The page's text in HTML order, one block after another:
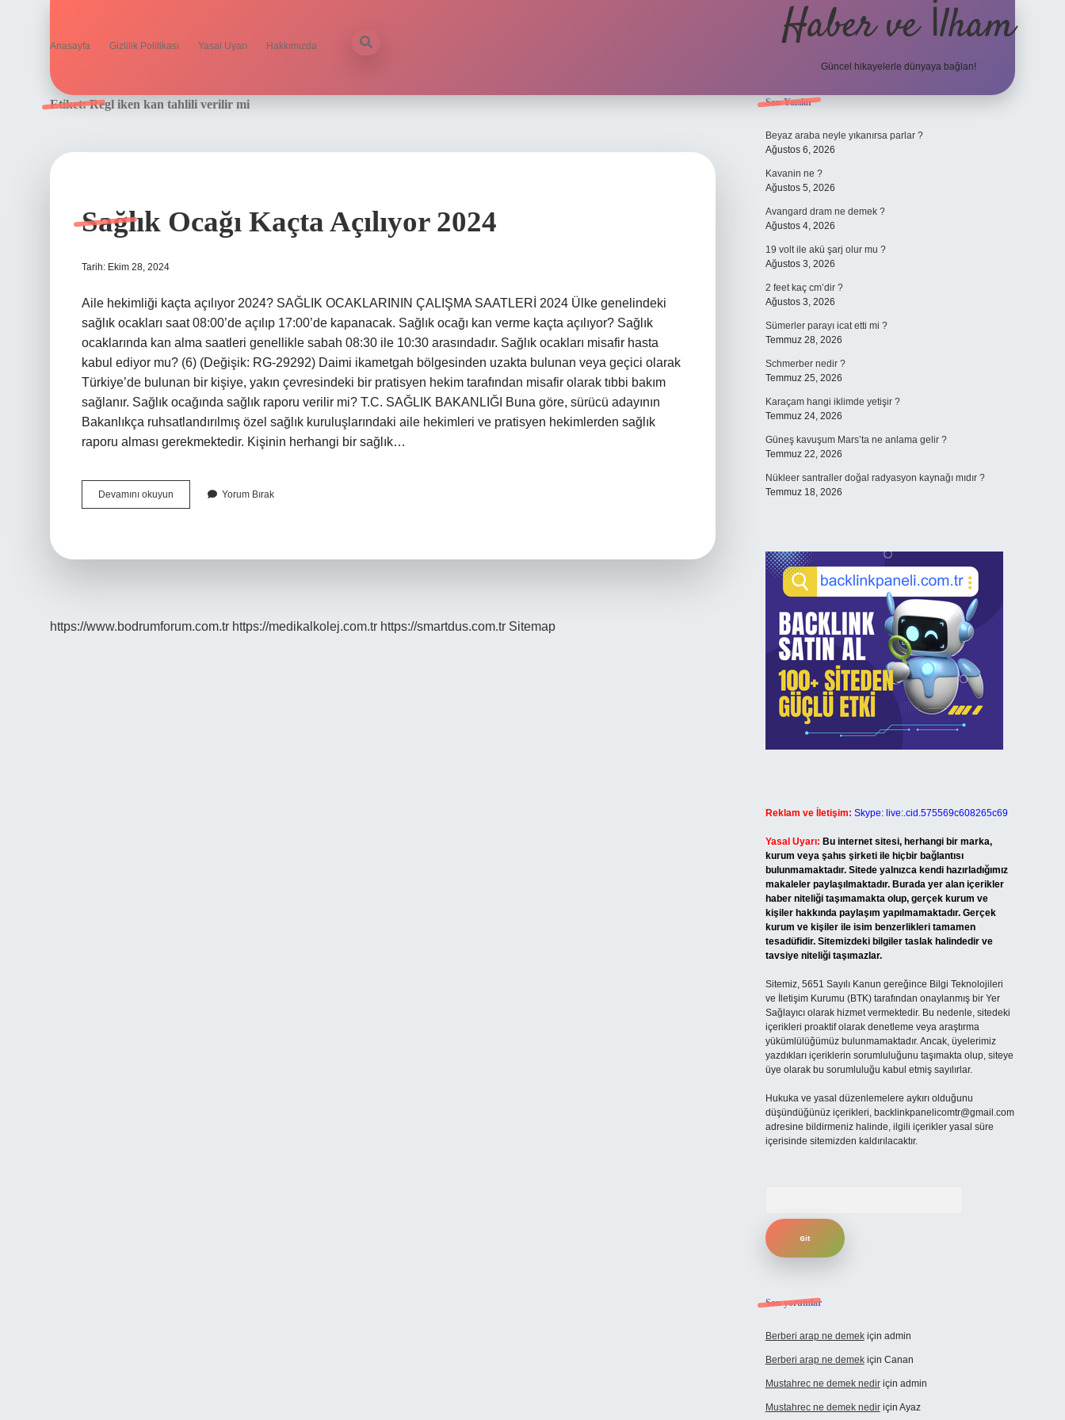
Anasayfa Gizlilik Politikası Yasal Uyarı Hakkımızda Haber ve İlham
Güncel hikayelerle dünyaya bağlan!
Etiket:Regl iken kan tahlili verilir mi
Sağlık Ocağı Kaçta Açılıyor 2024
Tarih: Ekim 28, 2024
Aile hekimliği kaçta açılıyor 2024? SAĞLIK OCAKLARININ ÇALIŞMA SAATLERİ 2024 Ülke genelindeki
sağlık ocakları saat 08:00’de açılıp 17:00’de kapanacak. Sağlık ocağı kan verme kaçta açılıyor? Sağlık
ocaklarında kan alma saatleri genellikle sabah 08:30 ile 10:30 arasındadır. Sağlık ocakları misafir hasta
kabul ediyor mu? (6) (Değişik: RG-29292) Daimi ikametgah bölgesinden uzakta bulunan veya geçici olarak
Türkiye’de bulunan bir kişiye, yakın çevresindeki bir pratisyen hekim tarafından misafir olarak tıbbi bakım
sağlanır. Sağlık ocağında sağlık raporu verilir mi? T.C. SAĞLIK BAKANLIĞI Buna göre, sürücü adayının
Bakanlıkça ruhsatlandırılmış özel sağlık kuruluşlarındaki aile hekimleri ve pratisyen hekimlerden sağlık
raporu alması gerekmektedir. Kişinin herhangi bir sağlık…
Devamını okuyun
Ocağı
Yorum Bırak
https://www.bodrumforum.com.tr https://medikalkolej.com.tr https://smartdus.com.tr Sitemap
Sidebar
Son Yazılar
Beyaz araba neyle yıkanırsa parlar ?
Ağustos 6, 2026
Kavanin ne ?
Ağustos 5, 2026
Avangard dram ne demek ?
Ağustos 4, 2026
19 volt ile akü şarj olur mu ?
Ağustos 3, 2026
2 feet kaç cm’dir ?
Ağustos 3, 2026
Sümerler parayı icat etti mi ?
Temmuz 28, 2026
Schmerber nedir ?
Temmuz 25, 2026
Karaçam hangi iklimde yetişir ?
Temmuz 24, 2026
Güneş kavuşum Mars’ta ne anlama gelir ?
Temmuz 22, 2026
Nükleer santraller doğal radyasyon kaynağı mıdır ?
Temmuz 18, 2026
Reklam ve İletişim: Skype: live:.cid.575569c608265c69
Yasal Uyarı: Bu internet sitesi, herhangi bir marka,
kurum veya şahıs şirketi ile hiçbir bağlantısı
bulunmamaktadır. Sitede yalnızca kendi hazırladığımız
makaleler paylaşılmaktadır. Burada yer alan içerikler
haber niteliği taşımamakta olup, gerçek kurum ve
kişiler hakkında paylaşım yapılmamaktadır. Gerçek
kurum ve kişiler ile isim benzerlikleri tamamen
tesadüfidir. Sitemizdeki bilgiler taslak halindedir ve
tavsiye niteliği taşımazlar.
Sitemiz, 5651 Sayılı Kanun gereğince Bilgi Teknolojileri
ve İletişim Kurumu (BTK) tarafından onaylanmış bir Yer
Sağlayıcı olarak hizmet vermektedir. Bu nedenle, sitedeki
içerikleri proaktif olarak denetleme veya araştırma
yükümlülüğümüz bulunmamaktadır. Ancak, üyelerimiz
yazdıkları içeriklerin sorumluluğunu taşımakta olup, siteye
üye olarak bu sorumluluğu kabul etmiş sayılırlar.
Hukuka ve yasal düzenlemelere aykırı olduğunu
düşündüğünüz içerikleri, backlinkpanelicomtr@gmail.com
adresine bildirmeniz halinde, ilgili içerikler yasal süre
içerisinde sitemizden kaldırılacaktır.
Son yorumlar
Berberi arap ne demekiçin admin
Berberi arap ne demekiçin Canan
Mustahrec ne demek nediriçin admin
Mustahrec ne demek nediriçin Ayaz